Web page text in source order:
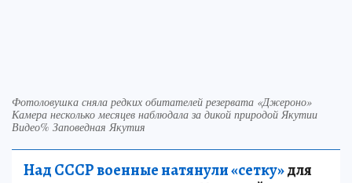
Фотоловушка сняла редких обитателей резервата «Джероно»
Камера несколько месяцев наблюдала за дикой природой Якутии
Видео% Заповедная Якутия
Над СССР военные натянули «сетку»для